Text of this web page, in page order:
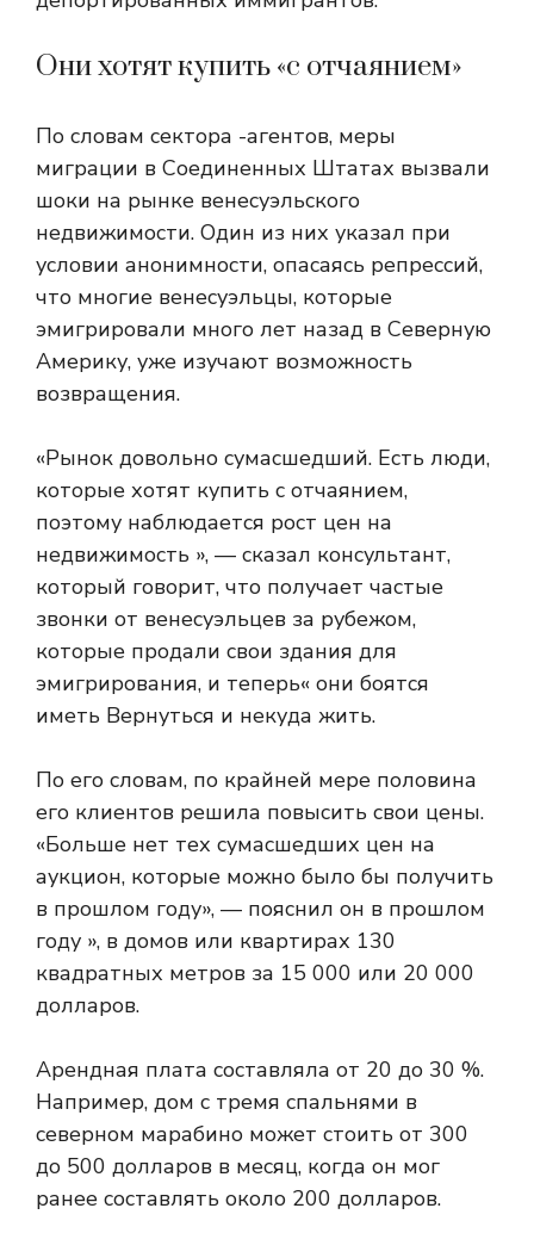
Они хотят купить «с отчаянием»
По словам сектора -агентов, меры
миграции в Соединенных Штатах вызвали
шоки на рынке венесуэльского
недвижимости. Один из них указал при
условии анонимности, опасаясь репрессий,
что многие венесуэльцы, которые
эмигрировали много лет назад в Северную
Америку, уже изучают возможность
возвращения.
«Рынок довольно сумасшедший. Есть люди,
которые хотят купить с отчаянием,
поэтому наблюдается рост цен на
недвижимость », — сказал консультант,
который говорит, что получает частые
звонки от венесуэльцев за рубежом,
которые продали свои здания для
эмигрирования, и теперь« они боятся
иметь Вернуться и некуда жить.
По его словам, по крайней мере половина
его клиентов решила повысить свои цены.
«Больше нет тех сумасшедших цен на
аукцион, которые можно было бы получить
в прошлом году», — пояснил он в прошлом
году », в домов или квартирах 130
квадратных метров за 15 000 или 20 000
долларов.
Арендная плата составляла от 20 до 30 %.
Например, дом с тремя спальнями в
северном марабино может стоить от 300
до 500 долларов в месяц, когда он мог
ранее составлять около 200 долларов.